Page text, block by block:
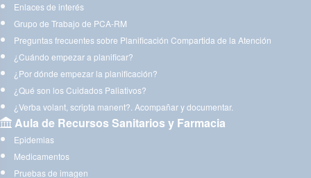
Enlaces de interés
Grupo de Trabajo de PCA-RM
Preguntas frecuentes sobre Planificación Compartida de la Atención
¿Cuándo empezar a planificar?
¿Por dónde empezar la planificación?
¿Qué son los Cuidados Paliativos?
¿Verba volant, scripta manent?. Acompañar y documentar.
Aula de Recursos Sanitarios y Farmacia
Epidemias
Medicamentos
Pruebas de imagen